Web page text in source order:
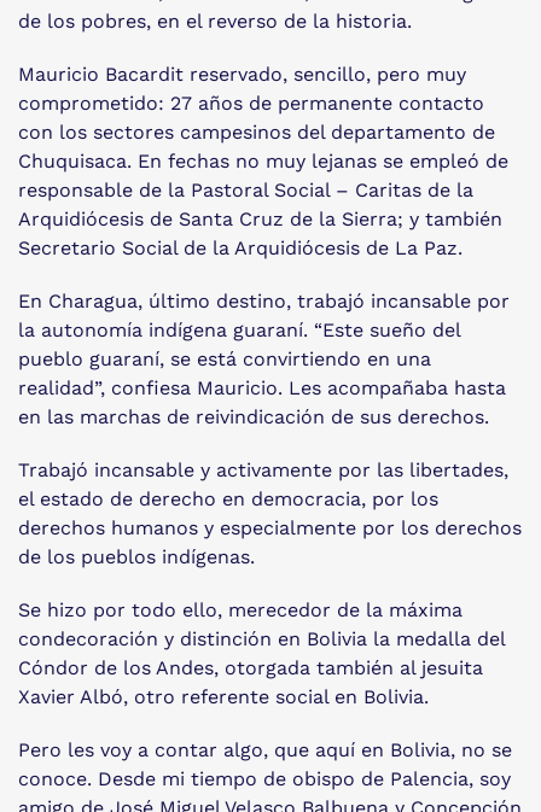
de los pobres, en el reverso de la historia.
Mauricio Bacardit reservado, sencillo, pero muy
comprometido: 27 años de permanente contacto
con los sectores campesinos del departamento de
Chuquisaca. En fechas no muy lejanas se empleó de
responsable de la Pastoral Social – Caritas de la
Arquidiócesis de Santa Cruz de la Sierra; y también
Secretario Social de la Arquidiócesis de La Paz.
En Charagua, último destino, trabajó incansable por
la autonomía indígena guaraní. “Este sueño del
pueblo guaraní, se está convirtiendo en una
realidad”, confiesa Mauricio. Les acompañaba hasta
en las marchas de reivindicación de sus derechos.
Trabajó incansable y activamente por las libertades,
el estado de derecho en democracia, por los
derechos humanos y especialmente por los derechos
de los pueblos indígenas.
Se hizo por todo ello, merecedor de la máxima
condecoración y distinción en Bolivia la medalla del
Cóndor de los Andes, otorgada también al jesuita
Xavier Albó, otro referente social en Bolivia.
Pero les voy a contar algo, que aquí en Bolivia, no se
conoce. Desde mi tiempo de obispo de Palencia, soy